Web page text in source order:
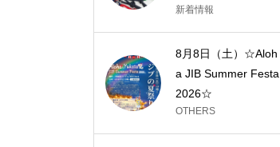
新着情報
8月8日（土）☆Aloh
a JIB Summer Festa
2026☆
OTHERS